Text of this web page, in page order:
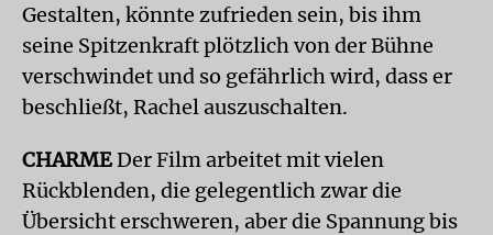
Gestalten, könnte zufrieden sein, bis ihm
seine Spitzenkraft plötzlich von der Bühne
verschwindet und so gefährlich wird, dass er
beschließt, Rachel auszuschalten.
CHARMEDer Film arbeitet mit vielen
Rückblenden, die gelegentlich zwar die
Übersicht erschweren, aber die Spannung bis